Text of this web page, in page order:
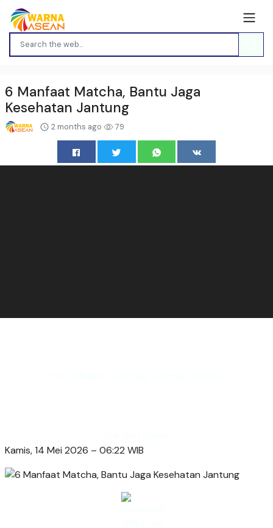
6 Manfaat Matcha, Bantu Jaga
Kesehatan Jantung
2 months ago 79
Kamis, 14 Mei 2026 – 06:22 WIB